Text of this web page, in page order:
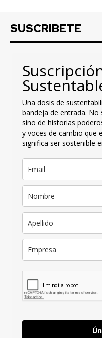
SUSCRIBETE
Una dosis de
bandeja de entrada.
sino de historias
y voces de cambio que
significa ser sostenible